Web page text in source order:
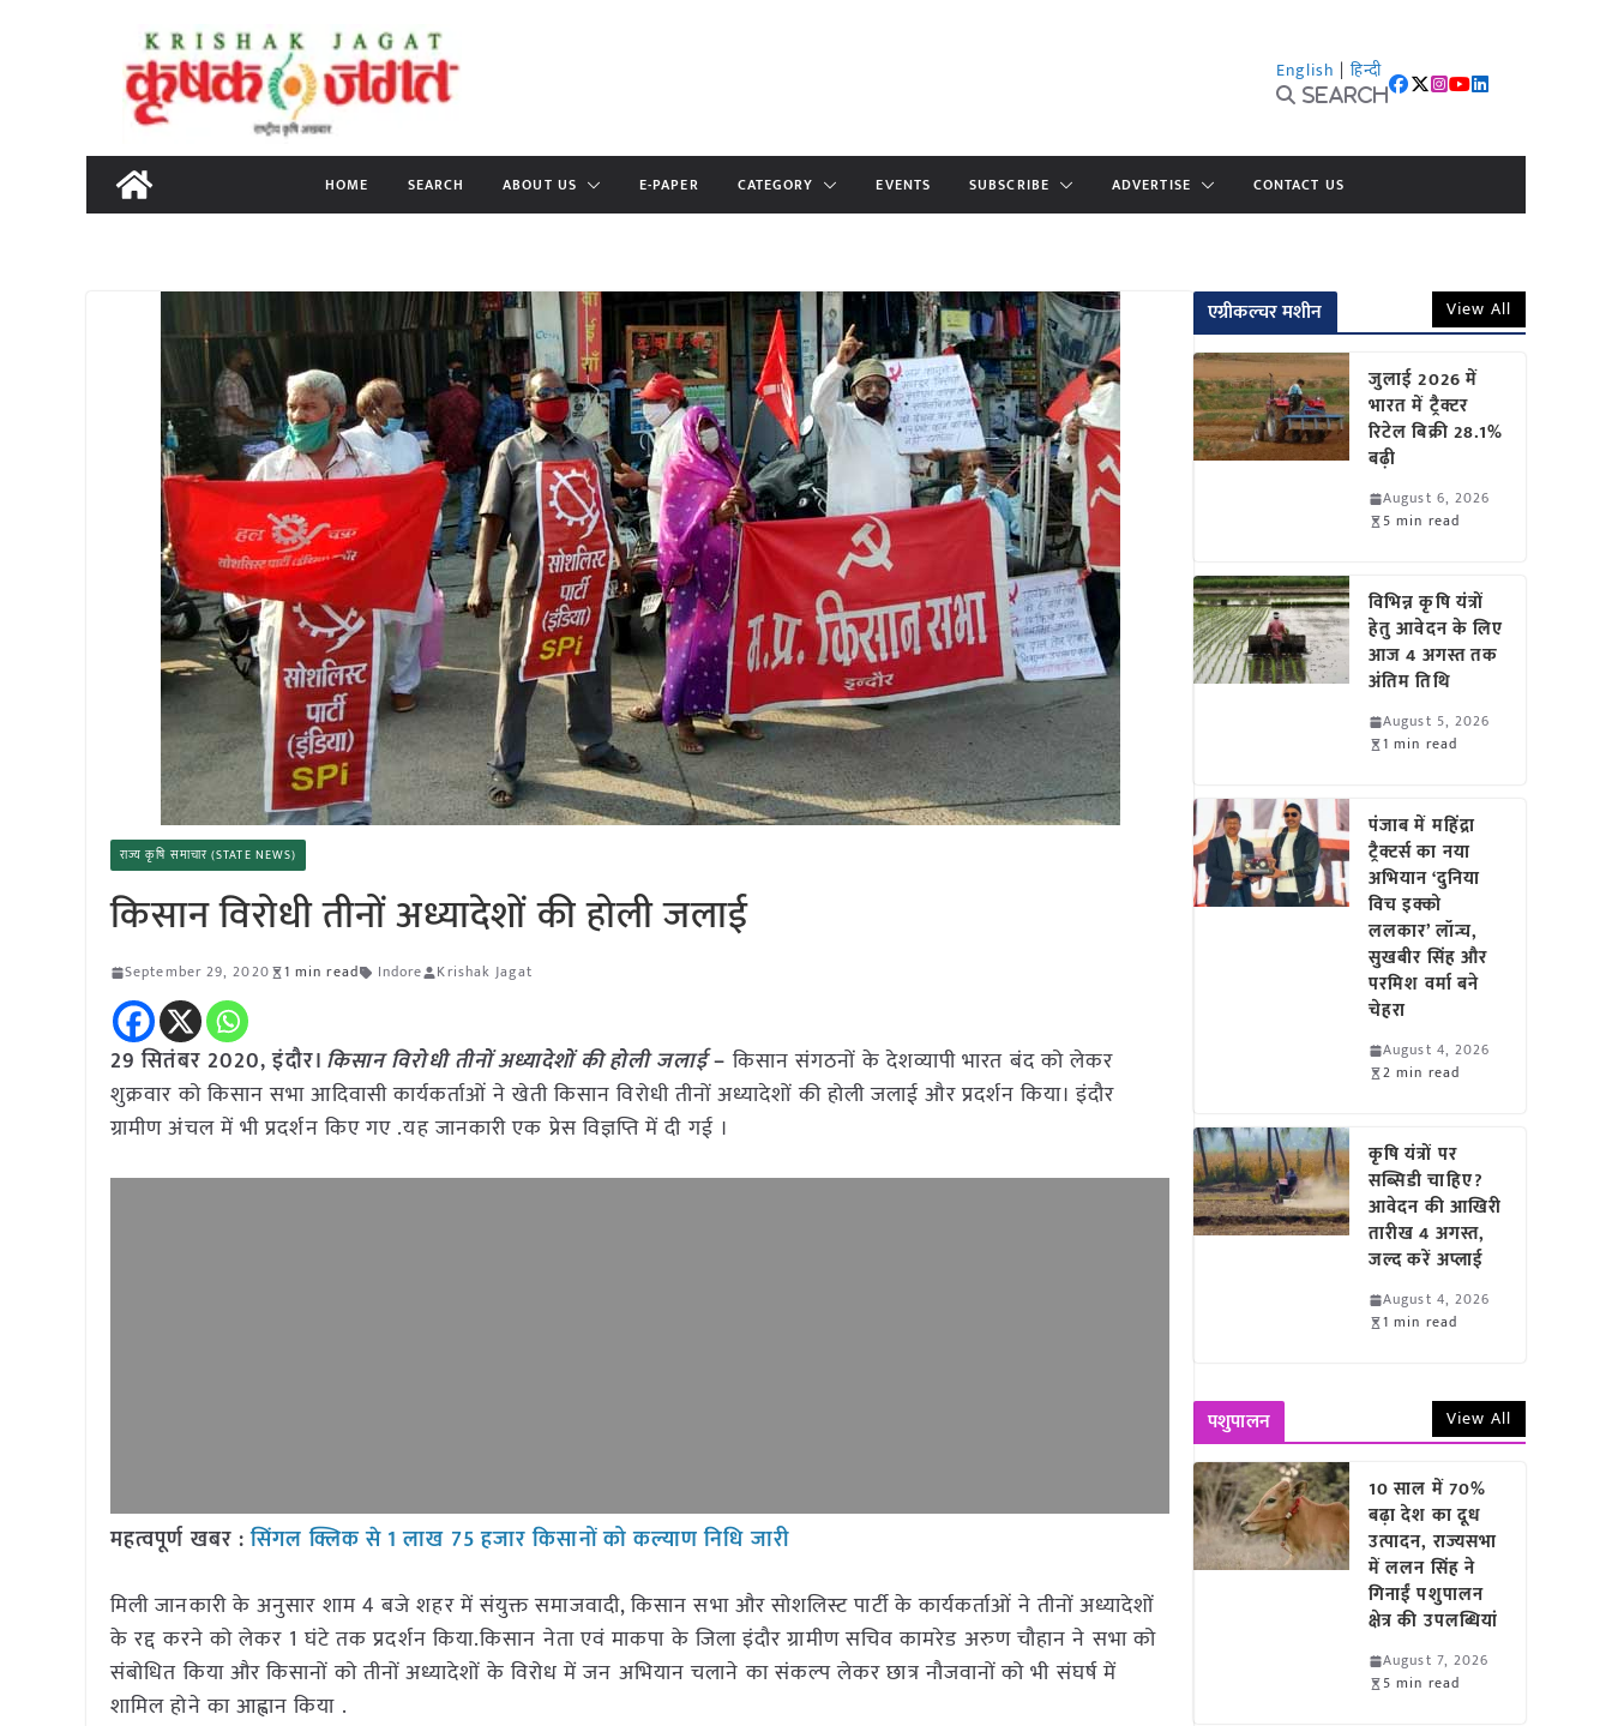
content
English | हिन्दी
Search
HOME SEARCH ABOUT US E-PAPER CATEGORY EVENTS SUBSCRIBE ADVERTISE CONTACT US
राज्य कृषि समाचार (STATE NEWS)
किसान विरोधी तीनों अध्यादेशों की होली जलाई
September 29, 2020 1 min read Indore Krishak Jagat
29 सितंबर 2020, इंदौर। किसान विरोधी तीनों अध्यादेशों की होली जलाई– किसान संगठनों के देशव्यापी भारत बंद को लेकर
शुक्रवार को किसान सभा आदिवासी कार्यकर्ताओं ने खेती किसान विरोधी तीनों अध्यादेशों की होली जलाई और प्रदर्शन किया। इंदौर
ग्रामीण अंचल में भी प्रदर्शन किए गए .यह जानकारी एक प्रेस विज्ञप्ति में दी गई ।
महत्वपूर्ण खबर :सिंगल क्लिक से 1 लाख 75 हजार किसानों को कल्याण निधि जारी
मिली जानकारी के अनुसार शाम 4 बजे शहर में संयुक्त समाजवादी, किसान सभा और सोशलिस्ट पार्टी के कार्यकर्ताओं ने तीनों अध्यादेशों
के रद्द करने को लेकर 1 घंटे तक प्रदर्शन किया.किसान नेता एवं माकपा के जिला इंदौर ग्रामीण सचिव कामरेड अरुण चौहान ने सभा को
संबोधित किया और किसानों को तीनों अध्यादेशों के विरोध में जन अभियान चलाने का संकल्प लेकर छात्र नौजवानों को भी संघर्ष में
शामिल होने का आह्वान किया .
एग्रीकल्चर मशीन View All
जुलाई 2026 में
भारत में ट्रैक्टर
रिटेल बिक्री 28.1%
बढ़ी
August 6, 2026
5 min read
विभिन्न कृषि यंत्रों
हेतु आवेदन के लिए
आज 4 अगस्त तक
अंतिम तिथि
August 5, 2026
1 min read
पंजाब में महिंद्रा
ट्रैक्टर्स का नया
अभियान ‘दुनिया
विच इक्को
ललकार’ लॉन्च,
सुखबीर सिंह और
परमिश वर्मा बने
चेहरा
August 4, 2026
2 min read
कृषि यंत्रों पर
सब्सिडी चाहिए?
आवेदन की आखिरी
तारीख 4 अगस्त,
जल्द करें अप्लाई
August 4, 2026
1 min read
पशुपालन View All
10 साल में 70%
बढ़ा देश का दूध
उत्पादन, राज्यसभा
में ललन सिंह ने
गिनाईं पशुपालन
क्षेत्र की उपलब्धियां
August 7, 2026
5 min read